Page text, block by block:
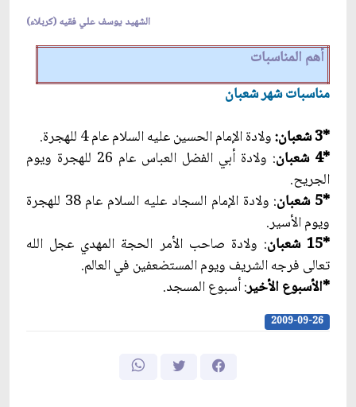
الشهيد يوسف علي فقيه (كربلاء)
أهم المناسبات
مناسبات شهر شعبان‏
*3 شعبان:
ولادة الإمام الحسين عليه السلام عام 4 للهجرة.
*4 شعبان
: ولادة أبي الفضل العباس عام 26 للهجرة ويوم
الجريح.
*5 شعبان
: ولادة الإمام السجاد عليه السلام عام 38 للهجرة
ويوم الأسير.
*15 شعبان
: ولادة صاحب الأمر الحجة المهدي عجل الله
تعالى فرجه الشريف ويوم المستضعفين في العالم.
*الأسبوع الأخير: أسبوع المسجد.
2009-09-26